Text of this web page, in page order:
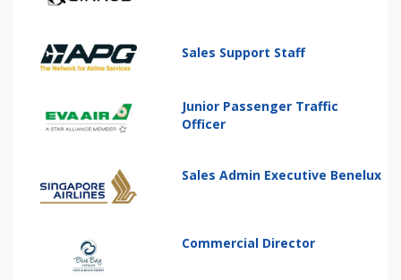
Sales Support Staff
Junior Passenger Traffic
Officer
Sales Admin Executive Benelux
Commercial Director